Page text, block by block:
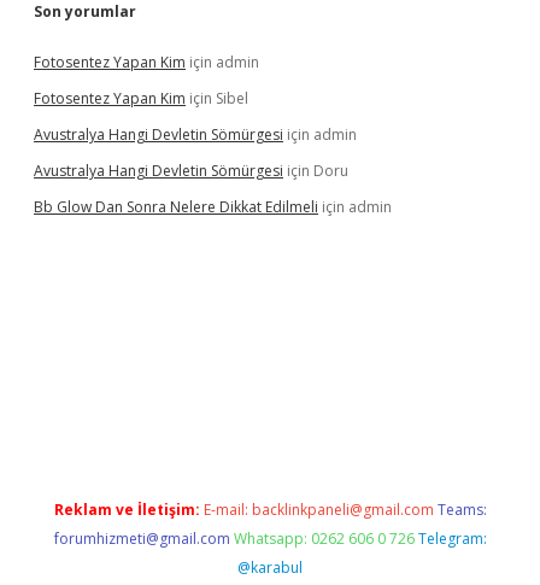
Son yorumlar
Fotosentez Yapan Kim için admin
Fotosentez Yapan Kim için Sibel
Avustralya Hangi Devletin Sömürgesi için admin
Avustralya Hangi Devletin Sömürgesi için Doru
Bb Glow Dan Sonra Nelere Dikkat Edilmeli için admin
Reklam ve İletişim: E-mail: backlinkpaneli@gmail.com Teams:
forumhizmeti@gmail.com Whatsapp: 0262 606 0 726 Telegram:
@karabul